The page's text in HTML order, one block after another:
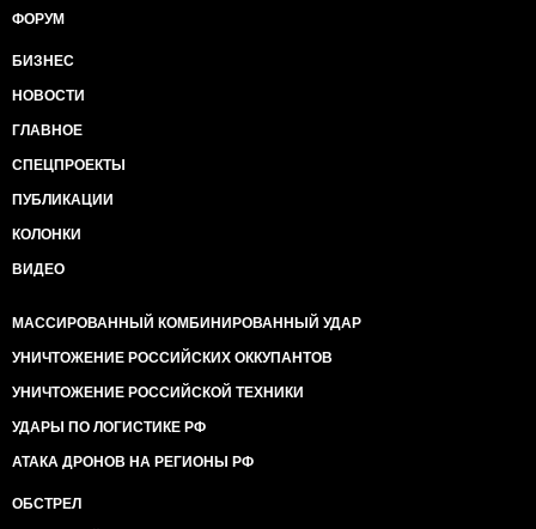
ФОРУМ
БИЗНЕС
НОВОСТИ
ГЛАВНОЕ
СПЕЦПРОЕКТЫ
ПУБЛИКАЦИИ
КОЛОНКИ
ВИДЕО
МАССИРОВАННЫЙ КОМБИНИРОВАННЫЙ УДАР
УНИЧТОЖЕНИЕ РОССИЙСКИХ ОККУПАНТОВ
УНИЧТОЖЕНИЕ РОССИЙСКОЙ ТЕХНИКИ
УДАРЫ ПО ЛОГИСТИКЕ РФ
АТАКА ДРОНОВ НА РЕГИОНЫ РФ
ОБСТРЕЛ